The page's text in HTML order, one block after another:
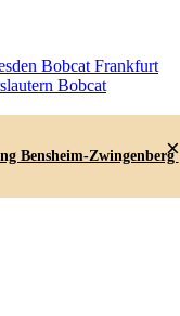
Bobcat Frankfurt
Bobcat
Bensheim-Zwingenberg
×